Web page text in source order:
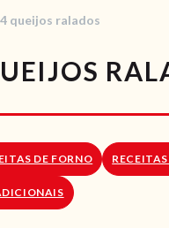
RECEITAS
VÍDEOS
RECEITAS
SOBRE NÓS
LOJA ONLINE
queijos ralados
DE FORNO